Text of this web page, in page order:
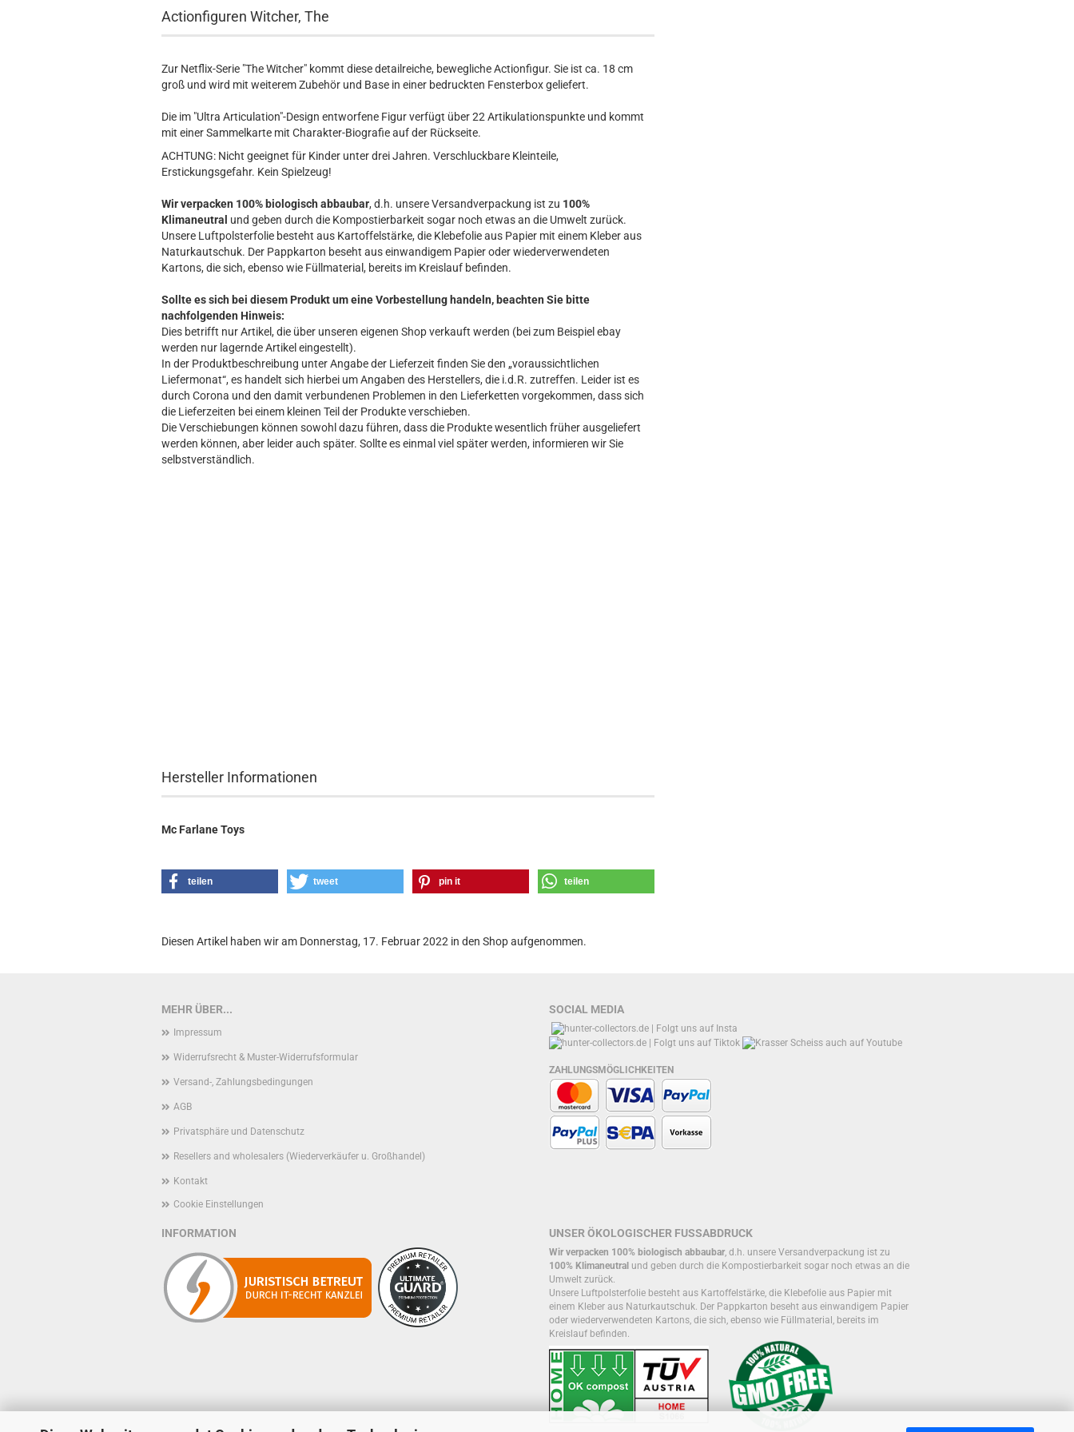
Icon
Movie
Music
STAR WARS
Actionfiguren Witcher, The
Zur Netflix-Serie "The Witcher" kommt diese detailreiche, bewegliche Actionfigur. Sie ist ca. 18 cm
groß und wird mit weiterem Zubehör und Base in einer bedruckten Fensterbox geliefert.
Die im "Ultra Articulation"-Design entworfene Figur verfügt über 22 Artikulationspunkte und kommt
mit einer Sammelkarte mit Charakter-Biografie auf der Rückseite.
ACHTUNG: Nicht geeignet für Kinder unter drei Jahren. Verschluckbare Kleinteile,
Erstickungsgefahr. Kein Spielzeug!
Wir verpacken 100% biologisch abbaubar, d.h. unsere Versandverpackung ist zu 100%
Klimaneutral und geben durch die Kompostierbarkeit sogar noch etwas an die Umwelt zurück.
Unsere Luftpolsterfolie besteht aus Kartoffelstärke, die Klebefolie aus Papier mit einem Kleber aus
Naturkautschuk. Der Pappkarton beseht aus einwandigem Papier oder wiederverwendeten
Kartons, die sich, ebenso wie Füllmaterial, bereits im Kreislauf befinden.
Sollte es sich bei diesem Produkt um eine Vorbestellung handeln, beachten Sie bitte
nachfolgenden Hinweis:
Dies betrifft nur Artikel, die über unseren eigenen Shop verkauft werden (bei zum Beispiel ebay
werden nur lagernde Artikel eingestellt).
In der Produktbeschreibung unter Angabe der Lieferzeit finden Sie den „voraussichtlichen
Liefermonat“, es handelt sich hierbei um Angaben des Herstellers, die i.d.R. zutreffen. Leider ist es
durch Corona und den damit verbundenen Problemen in den Lieferketten vorgekommen, dass sich
die Lieferzeiten bei einem kleinen Teil der Produkte verschieben.
Die Verschiebungen können sowohl dazu führen, dass die Produkte wesentlich früher ausgeliefert
werden können, aber leider auch später. Sollte es einmal viel später werden, informieren wir Sie
selbstverständlich.
Hersteller Informationen
Mc Farlane Toys
teilen tweet pin it teilen
Diesen Artikel haben wir am Donnerstag, 17. Februar 2022 in den Shop aufgenommen.
MEHR ÜBER...
Impressum
Widerrufsrecht & Muster-Widerrufsformular
Versand-, Zahlungsbedingungen
AGB
Privatsphäre und Datenschutz
Resellers and wholesalers (Wiederverkäufer u. Großhandel)
Kontakt
Cookie Einstellungen
SOCIAL MEDIA
ZAHLUNGSMÖGLICHKEITEN
INFORMATION UNSER ÖKOLOGISCHER FUSSABDRUCK
Wir verpacken 100% biologisch abbaubar, d.h. unsere Versandverpackung ist zu
100% Klimaneutral und geben durch die Kompostierbarkeit sogar noch etwas an die
Umwelt zurück.
Unsere Luftpolsterfolie besteht aus Kartoffelstärke, die Klebefolie aus Papier mit
einem Kleber aus Naturkautschuk. Der Pappkarton beseht aus einwandigem Papier
oder wiederverwendeten Kartons, die sich, ebenso wie Füllmaterial, bereits im
Kreislauf befinden.